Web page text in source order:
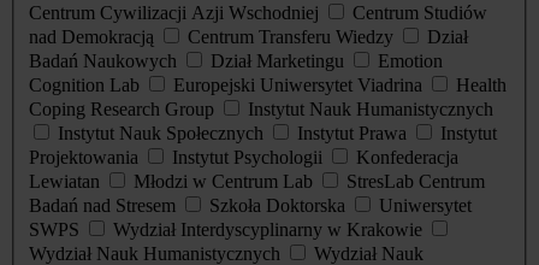
Centrum Cywilizacji Azji Wschodniej
Centrum Studiów
nad Demokracją
Centrum Transferu Wiedzy
Dział
Badań Naukowych
Dział Marketingu
Emotion
Cognition Lab
Europejski Uniwersytet Viadrina
Health
Coping Research Group
Instytut Nauk Humanistycznych
Instytut Nauk Społecznych
Instytut Prawa
Instytut
Projektowania
Instytut Psychologii
Konfederacja
Lewiatan
Młodzi w Centrum Lab
StresLab Centrum
Badań nad Stresem
Szkoła Doktorska
Uniwersytet
SWPS
Wydział Interdyscyplinarny w Krakowie
Wydział Nauk Humanistycznych
Wydział Nauk